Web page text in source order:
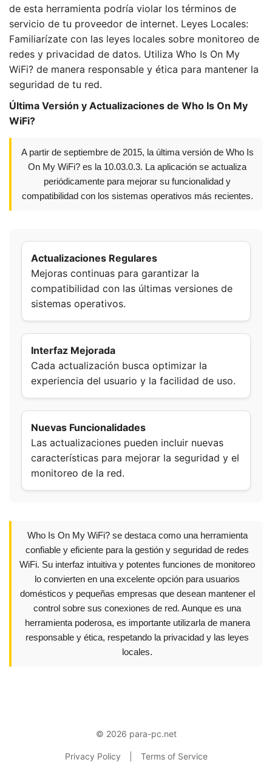
de esta herramienta podría violar los términos de
servicio de tu proveedor de internet. Leyes Locales:
Familiarízate con las leyes locales sobre monitoreo de
redes y privacidad de datos. Utiliza Who Is On My
WiFi? de manera responsable y ética para mantener la
seguridad de tu red.
Última Versión y Actualizaciones de Who Is On My
WiFi?
A partir de septiembre de 2015, la última versión de Who Is
On My WiFi? es la 10.03.0.3. La aplicación se actualiza
periódicamente para mejorar su funcionalidad y
compatibilidad con los sistemas operativos más recientes.
Actualizaciones Regulares
Mejoras continuas para garantizar la
compatibilidad con las últimas versiones de
sistemas operativos.
Interfaz Mejorada
Cada actualización busca optimizar la
experiencia del usuario y la facilidad de uso.
Nuevas Funcionalidades
Las actualizaciones pueden incluir nuevas
características para mejorar la seguridad y el
monitoreo de la red.
Who Is On My WiFi? se destaca como una herramienta
confiable y eficiente para la gestión y seguridad de redes
WiFi. Su interfaz intuitiva y potentes funciones de monitoreo
lo convierten en una excelente opción para usuarios
domésticos y pequeñas empresas que desean mantener el
control sobre sus conexiones de red. Aunque es una
herramienta poderosa, es importante utilizarla de manera
responsable y ética, respetando la privacidad y las leyes
locales.
© 2026 para-pc.net
Privacy Policy Terms of Service